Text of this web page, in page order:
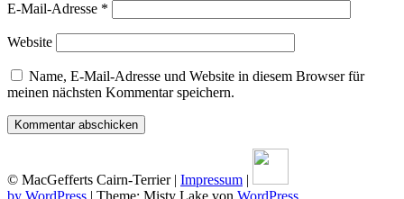
E-Mail-Adresse *
Website
Name, E-Mail-Adresse und Website in diesem Browser für
meinen nächsten Kommentar speichern.
© MacGefferts Cairn-Terrier | Impressum |